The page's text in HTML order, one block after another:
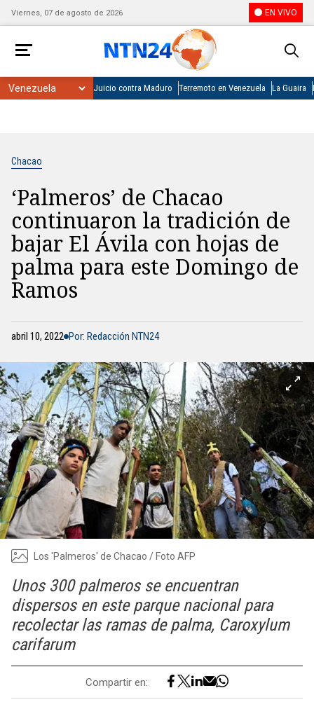
Viernes, 07 de agosto de 2026 EN VIVO
Juicio contra Maduro Terremoto en Venezuela La Guaira
Chacao
‘Palmeros’ de Chacao
continuaron la tradición de
bajar El Ávila con hojas de
palma para este Domingo de
Ramos
abril 10, 2022 Por: Redacción NTN24
Los 'Palmeros' de Chacao / Foto AFP
Unos 300 palmeros se encuentran
dispersos en este parque nacional para
recolectar las ramas de palma, Caroxylum
carifarum
Compartir en: